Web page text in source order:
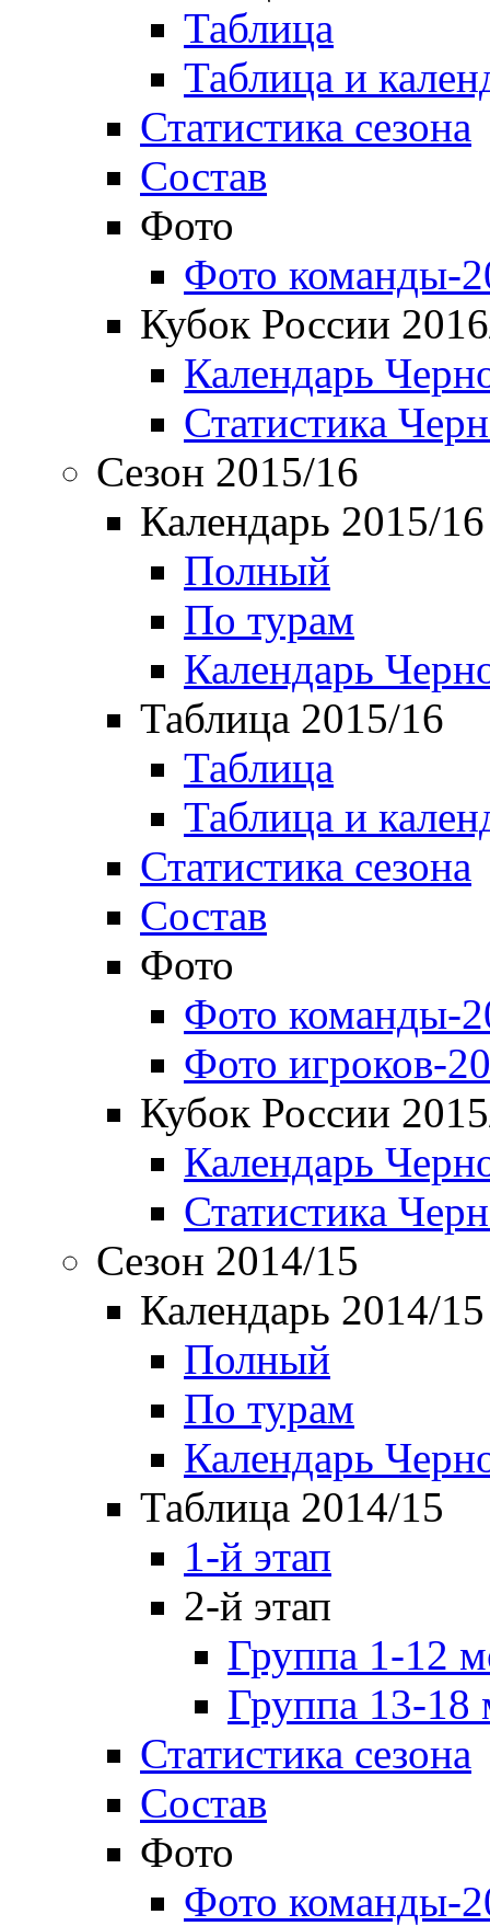
Таблица
Таблица и
Статистика сезона
Состав
Фото
Фото команды-
Кубок России
Календарь
Статистика
Сезон 2015/16
Календарь 2015/16
Полный
По турам
Календарь
Таблица 2015/16
Таблица
Таблица и
Статистика сезона
Состав
Фото
Фото команды-
Фото игроков-
Кубок России
Календарь
Статистика
Сезон 2014/15
Календарь 2014/15
Полный
По турам
Календарь
Таблица 2014/15
1-й этап
2-й этап
Группа 1-12
Группа 13-18
Статистика сезона
Состав
Фото
Фото команды-